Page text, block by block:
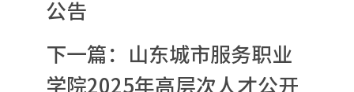
公告
下一篇：
山东城市服务职业
学院2025年高层次人才公开